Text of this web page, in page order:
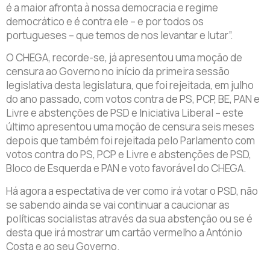
é a maior afronta à nossa democracia e regime
democrático e é contra ele – e por todos os
portugueses – que temos de nos levantar e lutar”.
O CHEGA, recorde-se, já apresentou uma moção de
censura ao Governo no início da primeira sessão
legislativa desta legislatura, que foi rejeitada, em julho
do ano passado, com votos contra de PS, PCP, BE, PAN e
Livre e abstenções de PSD e Iniciativa Liberal – este
último apresentou uma moção de censura seis meses
depois que também foi rejeitada pelo Parlamento com
votos contra do PS, PCP e Livre e abstenções de PSD,
Bloco de Esquerda e PAN e voto favorável do CHEGA.
Há agora a espectativa de ver como irá votar o PSD, não
se sabendo ainda se vai continuar a caucionar as
políticas socialistas através da sua abstenção ou se é
desta que irá mostrar um cartão vermelho a António
Costa e ao seu Governo.